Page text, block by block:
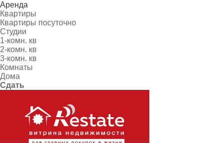
Аренда
Квартиры
Квартиры посуточно
Студии
1-комн. кв
2-комн. кв
3-комн. кв
Комнаты
Дома
Сдать